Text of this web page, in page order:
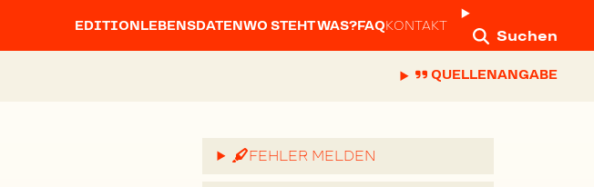
EDITIONLEBENSDATENWO STEHT WAS?FAQKONTAKT
Suchen
QUELLENANGABE
FEHLER MELDEN